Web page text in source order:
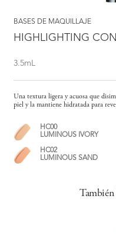
BASES DE MAQUILLAJE
HIGHLIGHTING
3.5mL
Una textura ligera y acuosa que
piel y la mantiene hidratada para
HC00
LUMINOUS IVORY
HC02
LUMINOUS SAND
También